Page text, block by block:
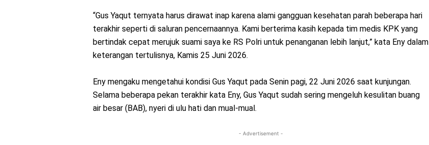
“Gus Yaqut ternyata harus dirawat inap karena alami gangguan kesehatan parah beberapa hari
terakhir seperti di saluran pencernaannya. Kami berterima kasih kepada tim medis KPK yang
bertindak cepat merujuk suami saya ke RS Polri untuk penanganan lebih lanjut,” kata Eny dalam
keterangan tertulisnya, Kamis 25 Juni 2026.
Eny mengaku mengetahui kondisi Gus Yaqut pada Senin pagi, 22 Juni 2026 saat kunjungan.
Selama beberapa pekan terakhir kata Eny, Gus Yaqut sudah sering mengeluh kesulitan buang
air besar (BAB), nyeri di ulu hati dan mual-mual.
- Advertisement -